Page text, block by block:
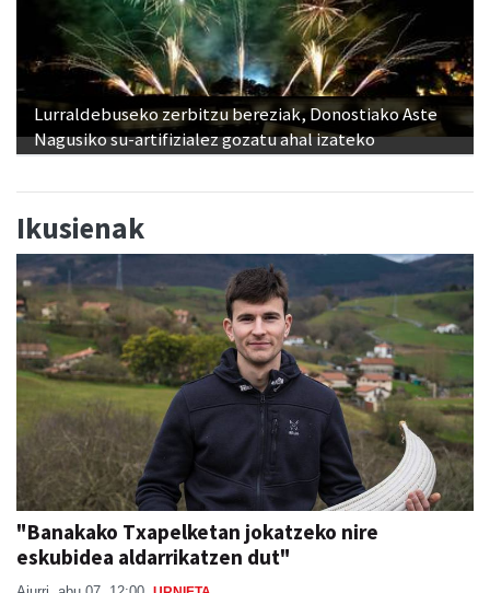
Lurraldebuseko zerbitzu bereziak, Donostiako Aste
Nagusiko su-artifizialez gozatu ahal izateko
"Banakako Txapelketan jokatzeko nire
eskubidea aldarrikatzen dut"
Aiurri abu 07, 12:00 URNIETA